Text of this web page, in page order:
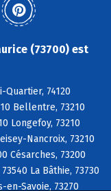
(73700) est
Quartier, 74120
Bellentre, 73210
Longefoy, 73210
Nancroix, 73210
Césarches, 73200
La Bâthie, 73730
en-Savoie, 73270